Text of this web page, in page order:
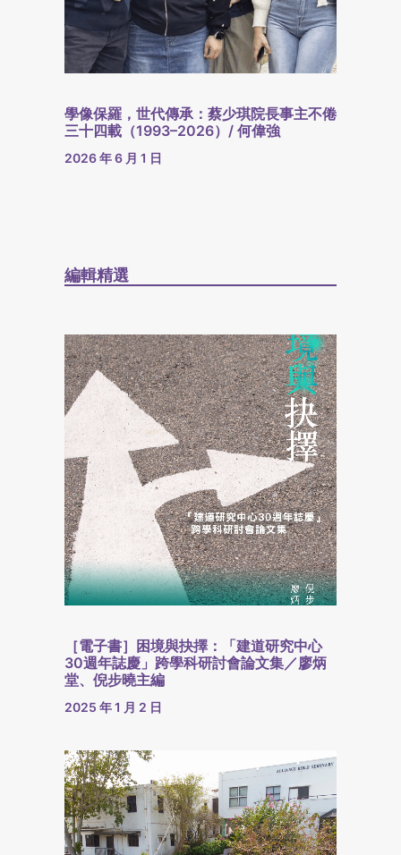
學像保羅，世代傳承：蔡少琪院長事主不倦
三十四載（1993–2026）/ 何偉強
2026 年 6 月 1 日
編輯精選
［電子書］困境與抉擇：「建道研究中心
30週年誌慶」跨學科研討會論文集／廖炳
堂、倪步曉主編
2025 年 1 月 2 日